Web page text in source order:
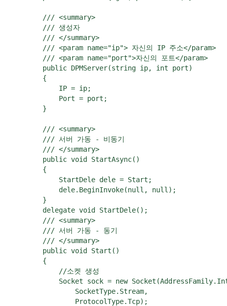
        /// <summary>
        /// 생성자
        /// </summary>
        /// <param name="ip"> 자신의 IP 주소</param>
        /// <param name="port">자신의 포트</param>
        public DPMServer(string ip, int port)
        {
            IP = ip;
            Port = port;
        }
        /// <summary>
        /// 서버 가동 - 비동기
        /// </summary>
        public void StartAsync()
        {
            StartDele dele = Start;
            dele.BeginInvoke(null, null);
        }
        delegate void StartDele();
        /// <summary>
        /// 서버 가동 - 동기
        /// </summary>
        public void Start()
        {
            //소켓 생성
Socket sock = new
                SocketType.Stream,
                ProtocolType.Tcp);